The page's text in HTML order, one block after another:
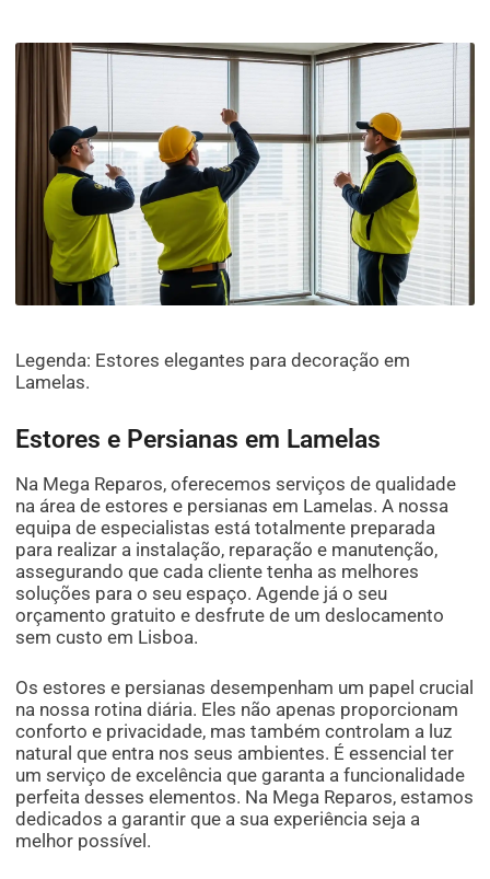
Legenda: Estores elegantes para decoração em
Lamelas.
Estores e Persianas em Lamelas
Na Mega Reparos, oferecemos serviços de qualidade
na área de estores e persianas em Lamelas. A nossa
equipa de especialistas está totalmente preparada
para realizar a instalação, reparação e manutenção,
assegurando que cada cliente tenha as melhores
soluções para o seu espaço. Agende já o seu
orçamento gratuito e desfrute de um deslocamento
sem custo em Lisboa.
Os estores e persianas desempenham um papel crucial
na nossa rotina diária. Eles não apenas proporcionam
conforto e privacidade, mas também controlam a luz
natural que entra nos seus ambientes. É essencial ter
um serviço de excelência que garanta a funcionalidade
perfeita desses elementos. Na Mega Reparos, estamos
dedicados a garantir que a sua experiência seja a
melhor possível.